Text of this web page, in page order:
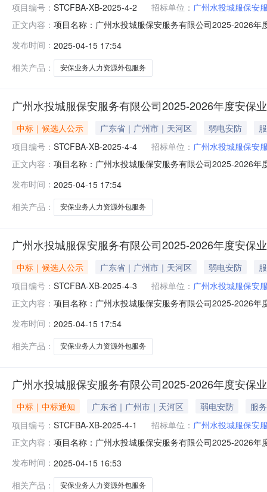
项目编号： STCFBA-XB-2025-4-2 招标单位： 广州水投城服保安
正文内容： 项目名称：广州水投城服保安服务有限公司2025-2026
第一中标候选人，响应报价：岗位人员4680元/人/月，
发布时间： 2025-04-15 17:54
相关产品：
安保业务人力资源外包服务
广州水投城服保安服务有限公司2025-2026年度安保
中标｜候选人公示 广东省｜广州市｜天河区 弱电安防
项目编号： STCFBA-XB-2025-4-4 招标单位： 广州水投城服保安
正文内容： 项目名称：广州水投城服保安服务有限公司2025-2026
候选人，响应报价：岗位人员4790元/人/月，临时需求
发布时间： 2025-04-15 17:54
相关产品：
安保业务人力资源外包服务
广州水投城服保安服务有限公司2025-2026年度安保
中标｜候选人公示 广东省｜广州市｜天河区 弱电安防
项目编号： STCFBA-XB-2025-4-3 招标单位： 广州水投城服保安
正文内容： 项目名称：广州水投城服保安服务有限公司2025-2026
应报价：岗位人员4670元/人/月，临时需求人员372元/
发布时间： 2025-04-15 17:54
相关产品：
安保业务人力资源外包服务
广州水投城服保安服务有限公司2025-2026年度安保
中标｜中标通知 广东省｜广州市｜天河区 弱电安防
服务
项目编号： STCFBA-XB-2025-4-1 招标单位： 广州水投城服保安
正文内容： 项目名称：广州水投城服保安服务有限公司2025-2026
标候选人，响应报价：岗位人员4700元/人/月，临时需
需
发布时间： 2025-04-15 16:53
相关产品：
安保业务人力资源外包服务